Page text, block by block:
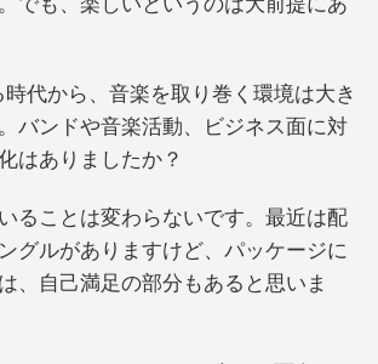
代から、音楽を取り巻く環境は大き
バンドや音楽活動、ビジネス面に対
はありましたか？
ることは変わらないです。最近は配
グルがありますけど、パッケージに
、自己満足の部分もあると思いま